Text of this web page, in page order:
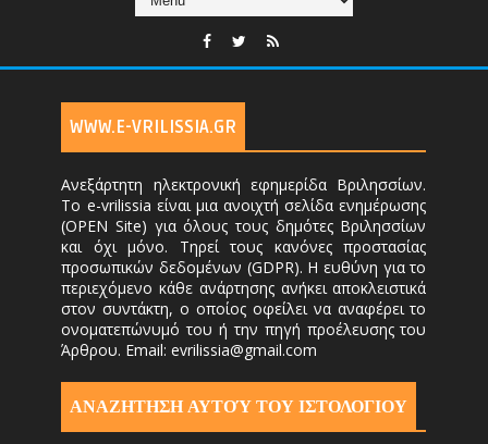
WWW.E-VRILISSIA.GR
Ανεξάρτητη ηλεκτρονική εφημερίδα Βριλησσίων.
Το e-vrilissia είναι μια ανοιχτή σελίδα ενημέρωσης
(OPEN Site) για όλους τους δημότες Βριλησσίων
και όχι μόνο. Τηρεί τους κανόνες προστασίας
προσωπικών δεδομένων (GDPR). Η ευθύνη για το
περιεχόμενο κάθε ανάρτησης ανήκει αποκλειστικά
στον συντάκτη, ο οποίος οφείλει να αναφέρει το
ονοματεπώνυμό του ή την πηγή προέλευσης του
Άρθρου. Email: evrilissia@gmail.com
ΑΝΑΖΗΤΗΣΗ ΑΥΤΟΎ ΤΟΥ ΙΣΤΟΛΟΓΙΟΥ